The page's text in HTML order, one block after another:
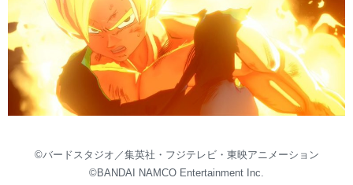
©バードスタジオ／集英社・フジテレビ・東映アニメーション
©BANDAI NAMCO Entertainment Inc.